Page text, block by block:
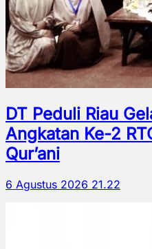
DT Peduli Riau
Angkatan Ke-2
Qur’ani
6 Agustus 2026 21.22